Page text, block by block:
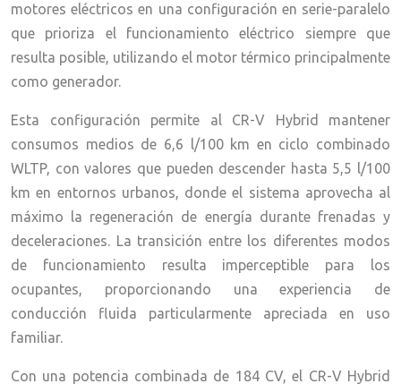
motores eléctricos en una configuración en serie-paralelo
que prioriza el funcionamiento eléctrico siempre que
resulta posible, utilizando el motor térmico principalmente
como generador.
Esta configuración permite al CR-V Hybrid mantener
consumos medios de 6,6 l/100 km en ciclo combinado
WLTP, con valores que pueden descender hasta 5,5 l/100
km en entornos urbanos, donde el sistema aprovecha al
máximo la regeneración de energía durante frenadas y
deceleraciones. La transición entre los diferentes modos
de funcionamiento resulta imperceptible para los
ocupantes, proporcionando una experiencia de
conducción fluida particularmente apreciada en uso
familiar.
Con una potencia combinada de 184 CV, el CR-V Hybrid